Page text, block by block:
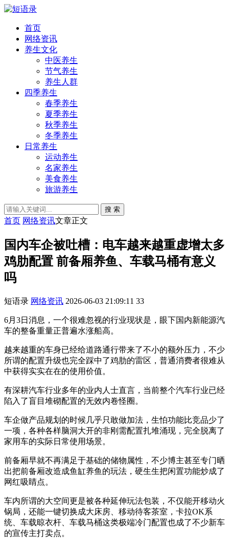
首页
网络资讯
养生文化
中医养生
节气养生
养生人群
四季养生
春季养生
夏季养生
秋季养生
冬季养生
日常养生
运动养生
名家养生
美食养生
旅游养生
搜 索
首页 网络资讯文章正文
国内车企被吐槽：电车越来越重虚增太多
鸡肋配置 前备厢养鱼、车载马桶有意义
吗
短语录 网络资讯 2026-06-03 21:09:11 33
6月3日消息，一个很难忽视的行业现状是，眼下国内新能源汽
车的整备重量正普遍水涨船高。
越来越重的车身已经给道路通行带来了不小的额外压力，不少
所谓的配置升级也完全踩中了鸡肋的雷区，普通消费者很难从
中获得实实在在的使用价值。
有深耕汽车行业多年的业内人士直言，当前整个汽车行业已经
陷入了盲目堆砌配置的无效内卷怪圈。
车企做产品规划的时候几乎只敢做加法，生怕功能比竞品少了
一项，各种各样脑洞大开的非刚需配置扎堆涌现，完全脱离了
家用车的实际日常使用场景。
前备厢早就不再满足于基础的储物属性，不少博主甚至专门晒
出把前备厢改造成鱼缸养鱼的玩法，硬生生把闲置功能炒成了
网红吸睛点。
车内所谓的大空间更是被各种延伸玩法包装，不仅能开移动火
锅局，还能一键切换成大床房、移动待客茶室，卡拉OK系
统、车载晾衣杆、车载马桶这类极端冷门配置也成了不少新车
的宣传主打卖点。